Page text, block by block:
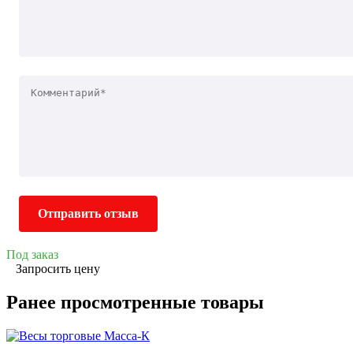
Отправить отзыв
Под заказ
Запросить цену
Ранее просмотренные товары